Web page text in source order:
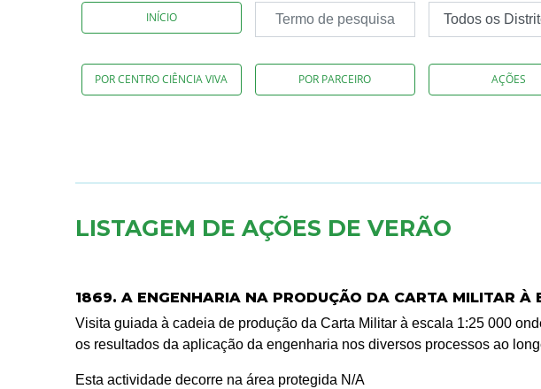
INÍCIO
POR CENTRO CIÊNCIA VIVA POR PARCEIRO AÇÕES
LISTAGEM DE AÇÕES DE VERÃO
1869. A ENGENHARIA NA PRODUÇÃO DA CARTA MILITAR À
Visita guiada à cadeia de produção da Carta Militar à escala 1:25 000
os resultados da aplicação da engenharia nos diversos processos ao
Esta actividade decorre na área protegida N/A